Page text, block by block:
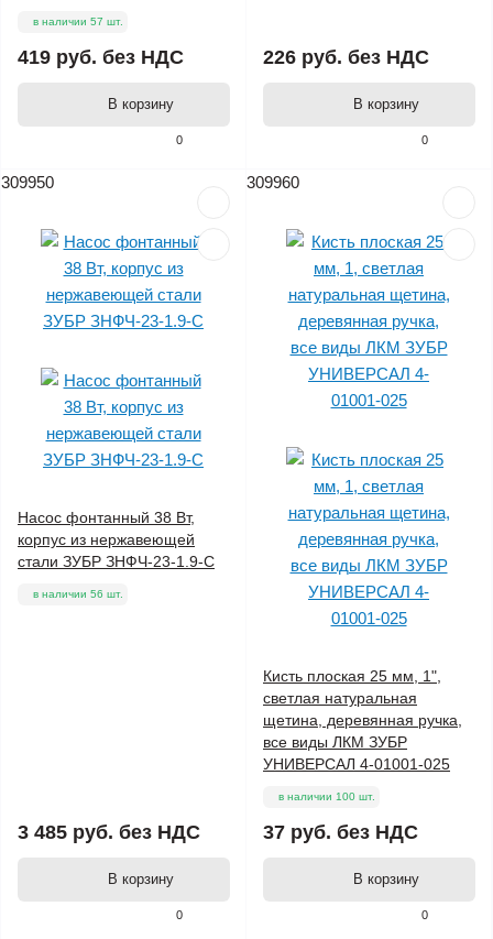
0
в наличии 57 шт.
419 руб. без НДС
В корзину
0
226 руб. без НДС
В корзину
309950
0
Насос фонтанный 38 Вт,
корпус из нержавеющей
стали ЗУБР ЗНФЧ-23-1.9-С
в наличии 56 шт.
3 485 руб. без НДС
В корзину
309960
0
Кисть плоская 25 мм, 1",
светлая натуральная
щетина, деревянная ручка,
все виды ЛКМ ЗУБР
УНИВЕРСАЛ 4-01001-025
в наличии 100 шт.
37 руб. без НДС
В корзину